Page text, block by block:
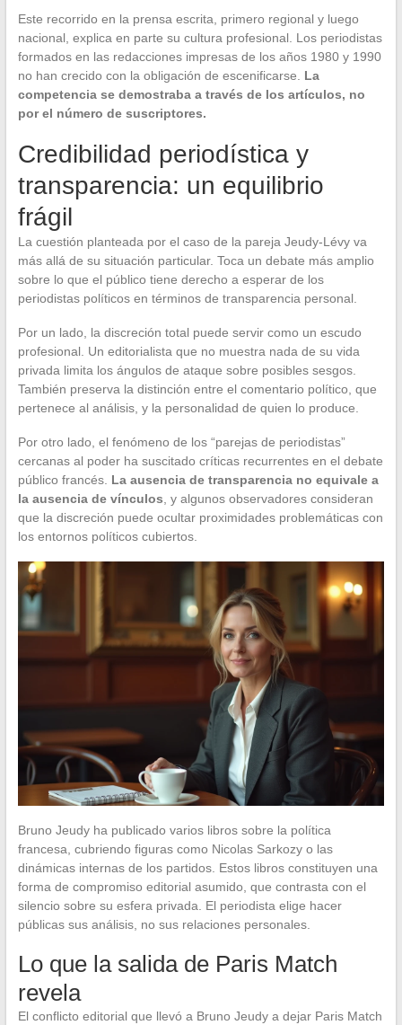
Este recorrido en la prensa escrita, primero regional y luego
nacional, explica en parte su cultura profesional. Los periodistas
formados en las redacciones impresas de los años 1980 y 1990
no han crecido con la obligación de escenificarse. La
competencia se demostraba a través de los artículos, no
por el número de suscriptores.
Credibilidad periodística y
transparencia: un equilibrio
frágil
La cuestión planteada por el caso de la pareja Jeudy-Lévy va
más allá de su situación particular. Toca un debate más amplio
sobre lo que el público tiene derecho a esperar de los
periodistas políticos en términos de transparencia personal.
Por un lado, la discreción total puede servir como un escudo
profesional. Un editorialista que no muestra nada de su vida
privada limita los ángulos de ataque sobre posibles sesgos.
También preserva la distinción entre el comentario político, que
pertenece al análisis, y la personalidad de quien lo produce.
Por otro lado, el fenómeno de los “parejas de periodistas”
cercanas al poder ha suscitado críticas recurrentes en el debate
público francés. La ausencia de transparencia no equivale a
la ausencia de vínculos , y algunos observadores consideran
que la discreción puede ocultar proximidades problemáticas con
los entornos políticos cubiertos.
Bruno Jeudy ha publicado varios libros sobre la política
francesa, cubriendo figuras como Nicolas Sarkozy o las
dinámicas internas de los partidos. Estos libros constituyen una
forma de compromiso editorial asumido, que contrasta con el
silencio sobre su esfera privada. El periodista elige hacer
públicas sus análisis, no sus relaciones personales.
Lo que la salida de Paris Match
revela
El conflicto editorial que llevó a Bruno Jeudy a dejar Paris Match